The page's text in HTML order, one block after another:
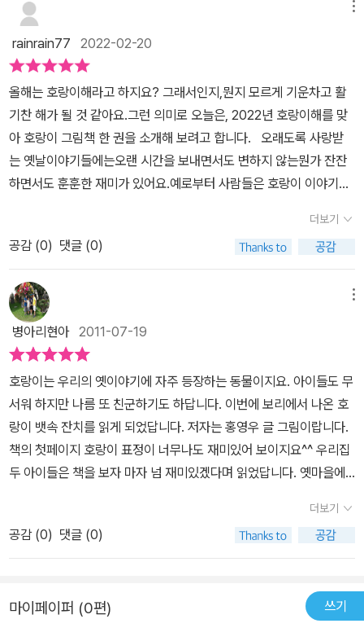
너무 배가 고파서 소금장수의 나귀를 잡아 먹자고 말한다. 그러자 소
두 호랑이 고기가 아니냐며 이 호랑이 고기를 구워 먹자고 말한다. 이
에 모두들 좋다고 찬성한다. 그래서 사냥꾼이 호랑이 살점을 잘라내
고, 소금장수는 알맞게 소금으로 간을 맞추고, 나뭇꾼은 불을 피운다.
그리고 이들은 배가 터질 정도로 호랑이 고기를 먹는다. 상상만으로
도 정말 재밌는 일이 아닐수 없다. 과연 나라면 어떻게 했을까하는 생
각도 든다. 이렇게 호랑이 뱃속에서 고기도 자르고 불도 피우고 했으
니 호랑이는 어떨까? 역시 호랑이는 뱃속이 너무 아프고 뜨거워서 온
산을 굴러다닌다. 그러다 결국 생똥을 싸게 되고, 호랑이 똥구멍으로
이들 셋과 나귀는 튕겨 나오게 된다. 그리고 호랑이 고기를 먹은 이들
~~~~~~~~~~~~~~~~~~~~~~~~~~~~~~~~~~~~~
글과 그림을 그린 홍영우 선생님은 1939년 일본 아이치 현에서 태어
났습니다. 몸이 약해서 학교를 제대로 다니지 못해 그림 그리는 일을
동무 삼아 어린 시절을 보냈습니다. 스물네살 되던 해 우리말을 처음
배운 뒤 동포 사회에 이바지하고자 책 만드는 일과 그림 그리는 일을
힘껏 해 왔습니다. 겨레 전동 도감 [전래 놀이] 와 [탈춤]에 그림을 그
렸고 재일 동포 어린이들을 위해 [홍길동] 과 [우리말 도감]을 만들었
습니다. 지금은 [정신없는 도깨비]를 시작으로 [신기한 독], [옹고집],
[생쥐 신랑]등 모두 스무 권으로 엮일 옛 이야기 그림책을 만들고 있
rainrain77 2022-02-20
올해는 호랑이해라고 하지요? 그래서인지,뭔지 모르게 기운차고 활
기찬 해가 될 것 같아요.그런 의미로 오늘은, 2022년 호랑이해를 맞
아 호랑이 그림책 한 권을 소개해 보려고 합니다. 오래도록 사랑받
는 옛날이야기들에는오랜 시간을 보내면서도 변하지 않는뭔가 잔잔
하면서도 훈훈한 재미가 있어요.예로부터 사람들은 호랑이 이야기
재하죠.특히 <호랑이 뱃속 잔치>, <호랑이 뱃속 구경>이라고다양하
게 이름이 불리어온 이 오래된 옛날이야기는,한 번쯤 어디선가 들어
봤을 것 같은 이야기지만,다시 들어도 재미있고, 다시 들어도 웃음
이 납니다.우리 민족 특유의 해학과 유머가 살아있답니다. 📖소금장
수는 나귀와 함께 마을로 소금을 팔러 다니던어느 날 잠깐 쉬려
고 큰 바위 밑에서 한숨을 돌렸죠.그러다 놀라 뒤를 돌아보니 집채만
한 호랑이가 입을 쩍!호랑이는 소금장수와 나귀를 한입에 꿀꺽 삼켜
버려요.소금 장수는 정신없이 구르다 굴속에 쿵! 떨어졌지요.그런
데 정신을 차려보니 그곳은 호랑이 뱃속이었어요.그곳엔 호랑이를 잡
으러 왔다 잡혀먹힌 포수도 있었죠.그리고 마지막으로 젊은 나무꾼마
저 굴러들어왔답니다.세 사람은 서로 얼싸안고 뱃속에서 나가기 위
해 고민했어요. ✔과연 셋은 호랑이 뱃속에서 탈출할 수 있을까요?✔
호랑이 뱃속에서 어떤 잔치를 벌인다는 걸까요? 호랑이 뱃속에 갇혀
있는데도 계속 슬퍼하기보다는자신들만의 특기와 재치로 위기를 극
나 엉뚱하고 재미있던지요. 하필 호랑이는 소금 장수와 나무꾼과 포
수를 삼켰는지포수가 척척 자른 고기를 소금장수가 소금을 뿌리고나
더보기
공감 (0) 댓글 (0)
병아리현아2011-07-19
호랑이는 우리의 옛이야기에 자주 등장하는 동물이지요. 아이들도 무
서워 하지만 나름 또 친군하기도 하답니다. 이번에 보리에서 나온 호
랑이 뱃속 잔치를 읽게 되었답니다. 저자는 홍영우 글 그림이랍니다.
책의 첫페이지 호랑이 표정이 너무나도 재미있어 보이지요^^ 우리집
두 아이들은 책을 보자 마자 넘 재미있겠다며 읽었답니다. 옛마을에
보니 사냥꾼이 있었지요. 조금있으니 나무꾼도 호랑이 뱃속에 들어
왔답니다. 세사람은 호랑이 뱃속을 빠져 나가기 위해 돌아다녔지만
길이 없었어요. 하지만 너무 배가고픈 사냥꾼이 털썩 앉으며 굶어 죽
이용해 구워 먹었답니다. 세사람은 넘 배부르게 호랑이 뱃속 고기를
더보기
공감 (0) 댓글 (0)
마이페이퍼 (0편) 쓰기